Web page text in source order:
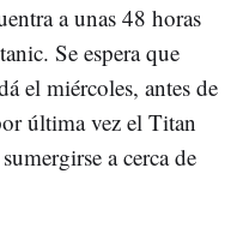
a unas 48 horas
Se espera que
el miércoles, antes de
última vez el Titan
a cerca de